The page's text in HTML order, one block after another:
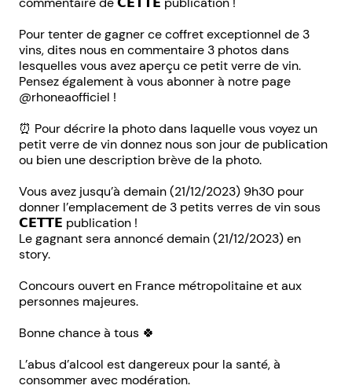
Pour tenter de gagner ce coffret exceptionnel de 3
vins, dites nous en commentaire 3 photos dans
lesquelles vous avez aperçu ce petit verre de vin.
Pensez également à vous abonner à notre page
@rhoneaofficiel !
⏰ Pour décrire la photo dans laquelle vous voyez un
petit verre de vin donnez nous son jour de publication
ou bien une description brève de la photo.
Vous avez jusqu’à demain (21/12/2023) 9h30 pour
donner l’emplacement de 3 petits verres de vin sous
𝗖𝗘𝗧𝗧𝗘 publication !
Le gagnant sera annoncé demain (21/12/2023) en
story.
Concours ouvert en France métropolitaine et aux
personnes majeures.
Bonne chance à tous 🍀
L’abus d’alcool est dangereux pour la santé, à
consommer avec modération.